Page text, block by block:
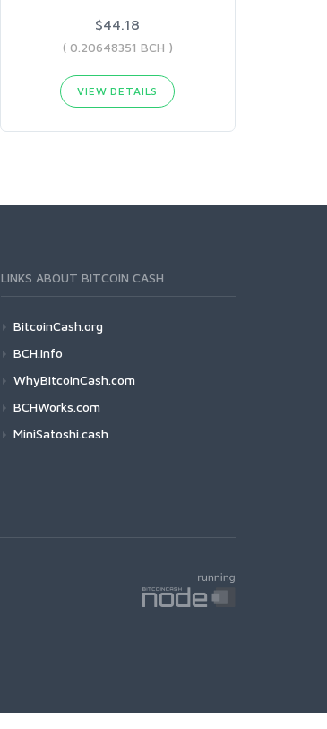
$44.18
( 0.20648351 BCH )
VIEW DETAILS
LINKS ABOUT BITCOIN CASH
BitcoinCash.org
BCH.info
WhyBitcoinCash.com
BCHWorks.com
MiniSatoshi.cash